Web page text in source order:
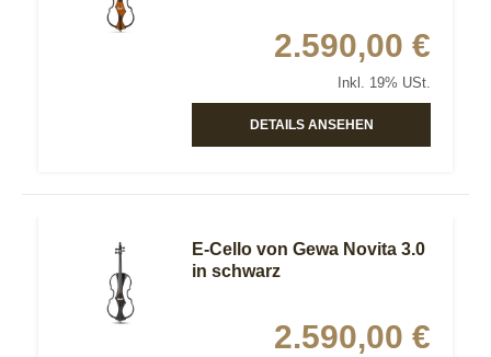
2.590,00 €
Inkl. 19% USt.
DETAILS ANSEHEN
E-Cello von Gewa Novita 3.0
in schwarz
2.590,00 €